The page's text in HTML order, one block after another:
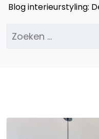
Blog interieurstyling:
naar: